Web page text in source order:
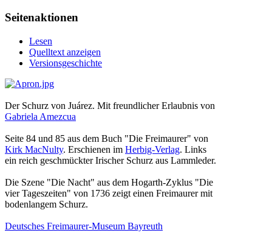
Seitenaktionen
Lesen
Quelltext anzeigen
Versionsgeschichte
Der Schurz von Juárez. Mit freundlicher Erlaubnis von
Gabriela Amezcua
Seite 84 und 85 aus dem Buch "Die Freimaurer" von
Kirk MacNulty. Erschienen im Herbig-Verlag. Links
ein reich geschmückter Irischer Schurz aus Lammleder.
Die Szene "Die Nacht" aus dem Hogarth-Zyklus "Die
vier Tageszeiten" von 1736 zeigt einen Freimaurer mit
bodenlangem Schurz.
Deutsches Freimaurer-Museum Bayreuth